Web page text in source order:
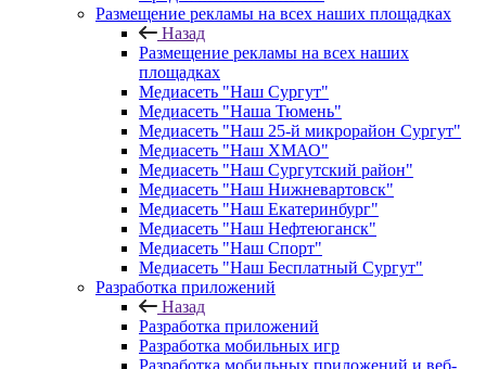
Размещение рекламы на всех наших площадках
Назад
Размещение рекламы на всех наших
площадках
Медиасеть "Наш Сургут"
Медиасеть "Наша Тюмень"
Медиасеть "Наш 25-й микрорайон Сургут"
Медиасеть "Наш ХМАО"
Медиасеть "Наш Сургутский район"
Медиасеть "Наш Нижневартовск"
Медиасеть "Наш Екатеринбург"
Медиасеть "Наш Нефтеюганск"
Медиасеть "Наш Спорт"
Медиасеть "Наш Бесплатный Сургут"
Разработка приложений
Назад
Разработка приложений
Разработка мобильных игр
Разработка мобильных приложений и веб-